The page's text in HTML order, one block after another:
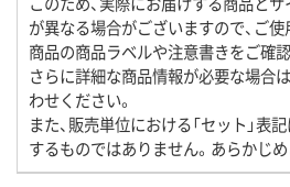
が異なる場合がございますので、ご
商品の商品ラベルや注意書きをご確認
さらに詳細な商品情報が必要な場合
わせください。
また、販売単位における「セット」表
するものではありません。あらかじめ